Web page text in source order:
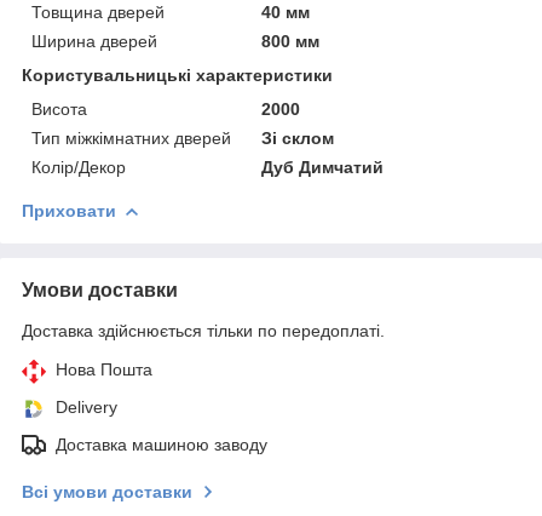
Товщина дверей
40 мм
Ширина дверей
800 мм
Користувальницькі характеристики
Висота
2000
Тип міжкімнатних дверей
Зі склом
Колір/Декор
Дуб Димчатий
Приховати
Умови доставки
Доставка здійснюється тільки по передоплаті.
Нова Пошта
Delivery
Доставка машиною заводу
Всі умови доставки